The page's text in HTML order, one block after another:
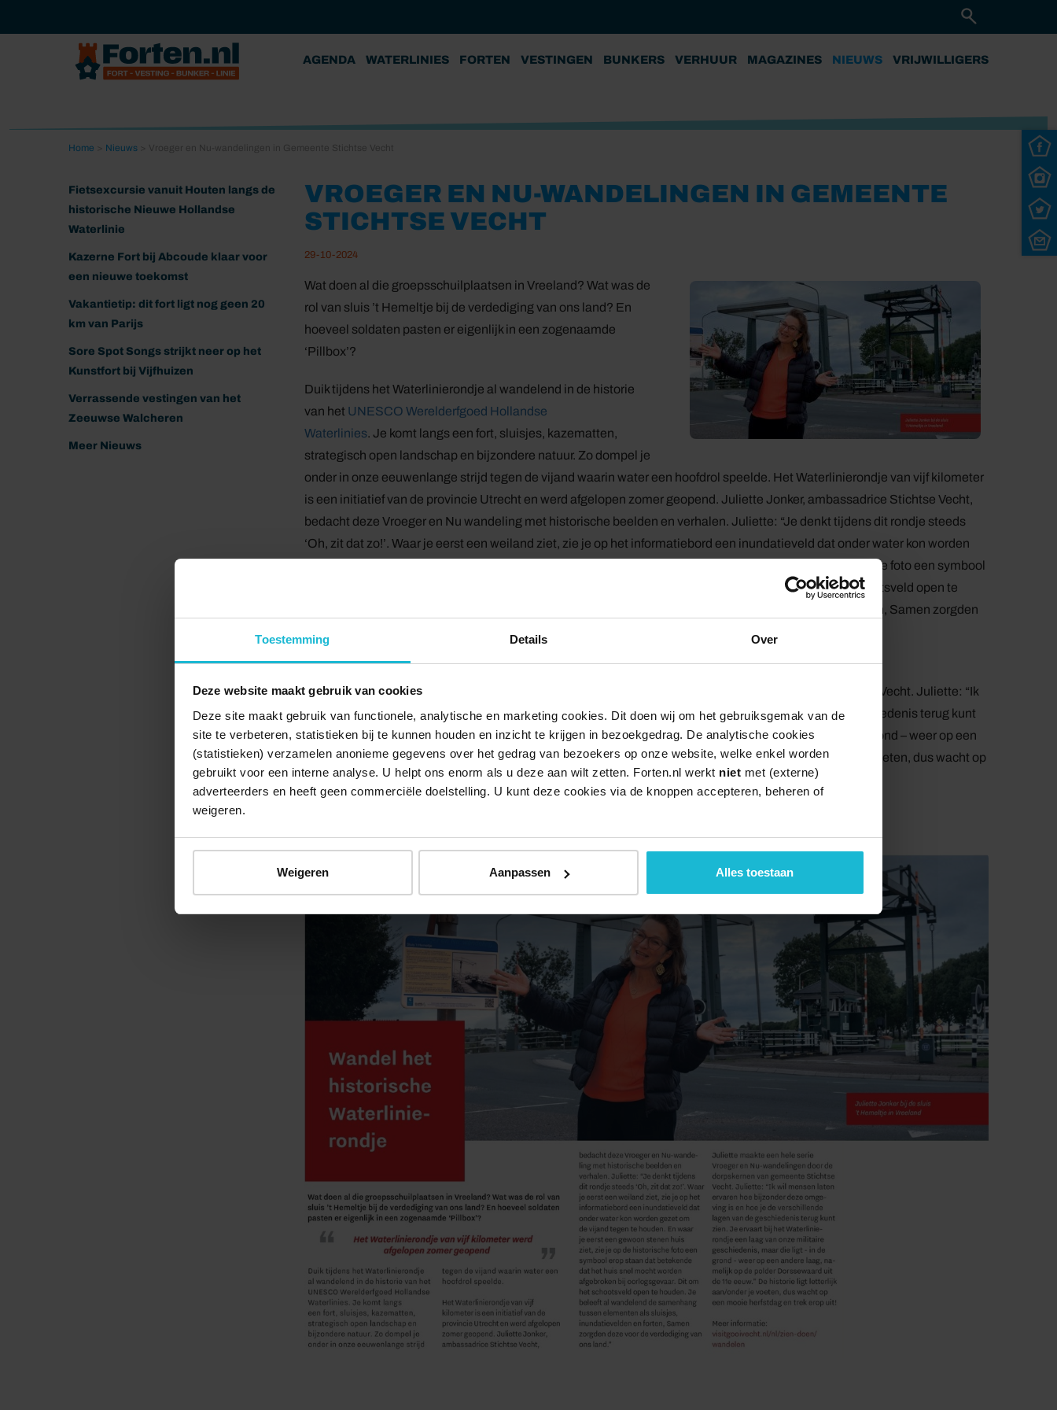
Toestemming Details Over
Deze website maakt gebruik van cookies
Deze site maakt gebruik van functionele, analytische en marketing cookies. Dit doen wij om het gebruiksgemak van de
site te verbeteren, statistieken bij te kunnen houden en inzicht te krijgen in bezoekgedrag. De analytische cookies
(statistieken) verzamelen anonieme gegevens over het gedrag van bezoekers op onze website, welke enkel worden
gebruikt voor een interne analyse. U helpt ons enorm als u deze aan wilt zetten. Forten.nl werkt niet met (externe)
adverteerders en heeft geen commerciële doelstelling. U kunt deze cookies via de knoppen accepteren, beheren of
weigeren.
Weigeren Aanpassen Alles toestaan
AGENDA WATERLINIES FORTEN VESTINGEN BUNKERS VERHUUR MAGAZINES NIEUWS VRIJWILLIGERS
Home Nieuws
Fietsexcursie vanuit Houten langs de
historische Nieuwe Hollandse
Waterlinie
Kazerne Fort bij Abcoude klaar voor
een nieuwe toekomst
Vakantietip: dit fort ligt nog geen 20
km van Parijs
Sore Spot Songs strijkt neer op het
Kunstfort bij Vijfhuizen
Verrassende vestingen van het
Zeeuwse Walcheren
Meer Nieuws
VROEGER EN NU-WANDELINGEN IN GEMEENTE
STICHTSE VECHT
29-10-2024
Wat doen al die groepsschuilplaatsen in Vreeland? Wat was de
rol van sluis ’t Hemeltje bij de verdediging van ons land? En
hoeveel soldaten pasten er eigenlijk in een zogenaamde
‘Pillbox’?
Duik tijdens het Waterlinierondje al wandelend in de historie
van het UNESCO Werelderfgoed Hollandse
Waterlinies. Je komt langs een fort, sluisjes, kazematten,
strategisch open landschap en bijzondere natuur. Zo dompel je
onder in onze eeuwenlange strijd tegen de vijand waarin water een hoofdrol speelde. Het Waterlinierondje van vijf kilometer
is een initiatief van de provincie Utrecht en werd afgelopen zomer geopend. Juliette Jonker, ambassadrice Stichtse Vecht,
bedacht deze Vroeger en Nu wandeling met historische beelden en verhalen. Juliette: “Je denkt tijdens dit rondje steeds
‘Oh, zit dat zo!’. Waar je eerst een weiland ziet, zie je op het informatiebord een inundatieveld dat onder water kon worden
gezet om de vijand tegen te houden. En waar je eerst een gewoon stenen huis ziet, zie je op de historische foto een symbool
erop staan dat betekende dat het huis snel mocht worden afgebroken bij oorlogsgevaar. Dit om het schootsveld open te
houden. Je beleeft al wandelend de samenhang tussen elementen als sluisjes, inundatievelden en forten, Samen zorgden
Juliette maakte een hele serie Vroeger en Nu-wandelingen door de dorpskernen van gemeente Stichtse Vecht. Juliette: “Ik
wil mensen laten ervaren hoe bijzonder deze omgeving is en hoe je de verschillende lagen van de geschiedenis terug kunt
zien. Je ervaart bij het Waterlinie-rondje een laag van onze militaire geschiedenis, maar die ligt – in de grond – weer op een
andere laag, namelijk op de polder Dorssewaard uit de 11e eeuw.” De historie ligt letterlijk aan/onder je voeten, dus wacht op
een mooie herfstdag en trek erop uit!